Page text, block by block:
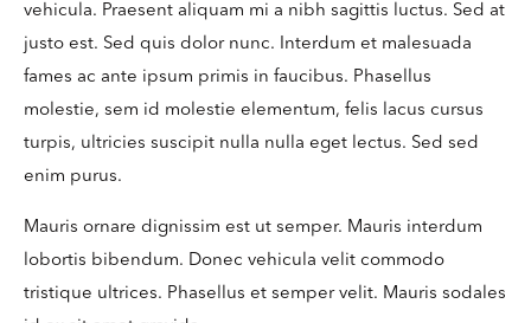
vehicula. Praesent aliquam mi a nibh sagittis luctus. Sed at
justo est. Sed quis dolor nunc. Interdum et malesuada
fames ac ante ipsum primis in faucibus. Phasellus
molestie, sem id molestie elementum, felis lacus cursus
turpis, ultricies suscipit nulla nulla eget lectus. Sed sed
enim purus.
Mauris ornare dignissim est ut semper. Mauris interdum
lobortis bibendum. Donec vehicula velit commodo
tristique ultrices. Phasellus et semper velit. Mauris sodales